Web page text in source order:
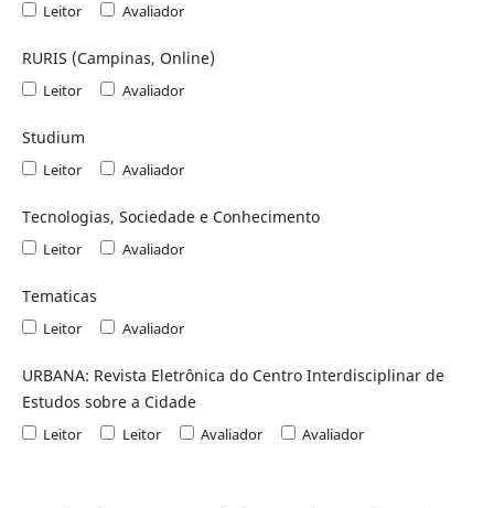
Leitor Avaliador
RURIS (Campinas, Online)
Leitor Avaliador
Studium
Leitor Avaliador
Tecnologias, Sociedade e Conhecimento
Leitor Avaliador
Tematicas
Leitor Avaliador
URBANA: Revista Eletrônica do Centro Interdisciplinar de
Estudos sobre a Cidade
Leitor Leitor Avaliador Avaliador